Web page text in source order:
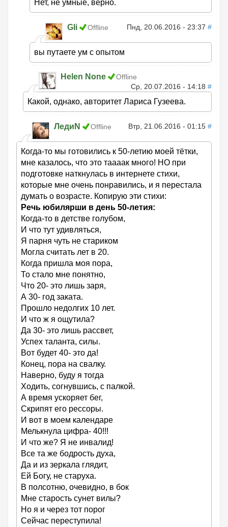
Нет, не умные, верно.
Gli Offline Пнд, 20.06.2016 - 23:37 #
вы путаете ум с опытом
Helen None
Offline
Ср, 20.07.2016 - 14:18 #
Какой, однако, авторитет Лариса Гузеева.
ЛедиN Offline Втр, 21.06.2016 - 01:15 #
Когда-то мы готовились к 50-летию моей тётки,
мне казалось, что это таааак много! НО при
подготовке наткнулась в интернете стихи,
которые мне очень понравились, и я перестала
думать о возрасте. Копирую эти стихи:
Речь юбилярши в день 50-летия:
Когда-то в детстве голубом,
И что тут удивляться,
Я парня чуть не стариком
Могла считать лет в 20.
Когда пришла моя пора,
То стало мне понятно,
Что 20- это лишь заря,
А 30- год заката.
Прошло недолгих 10 лет.
И что ж я ощутила?
Да 30- это лишь рассвет,
Успех таланта, силы.
Вот будет 40- это да!
Конец, пора на свалку.
Наверно, буду я тогда
Ходить, согнувшись, с палкой.
А время ускоряет бег,
Скрипят его рессоры.
И вот в моем календаре
Мелькнула цифра- 40!!!
И что же? Я не инвалид!
Все та же бодрость духа,
Да и из зеркала глядит,
Ей Богу, не старуха.
В полсотню, очевидно, в бок
Мне старость сунет вилы?
Но я и через тот порог
Сейчас переступила!